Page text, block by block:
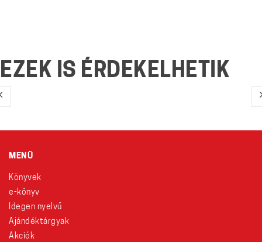
EZEK IS ÉRDEKELHETIK
MENÜ
Könyvek
e-könyv
Idegen nyelvű
Ajándéktárgyak
Akciók